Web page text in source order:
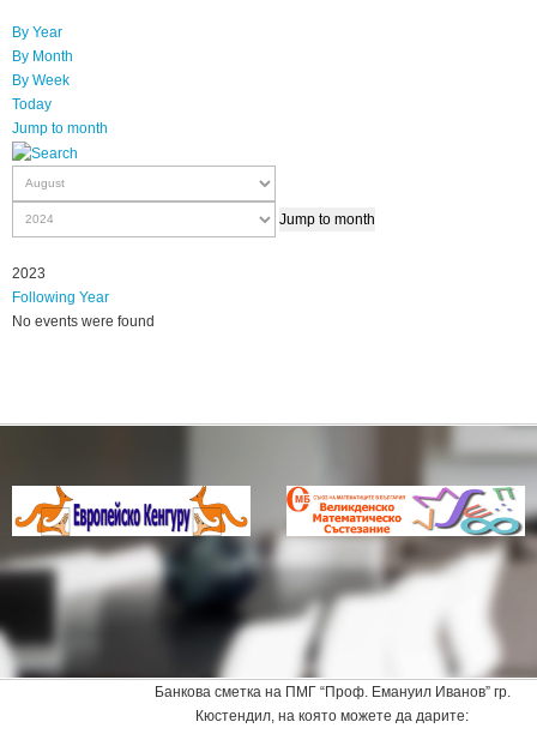
By Year
By Month
By Week
Today
Jump to month
Jump to month
2023
Following Year
No events were found
Банкова сметка на ПМГ “Проф. Емануил Иванов” гр.
Кюстендил, на която можете да дарите: